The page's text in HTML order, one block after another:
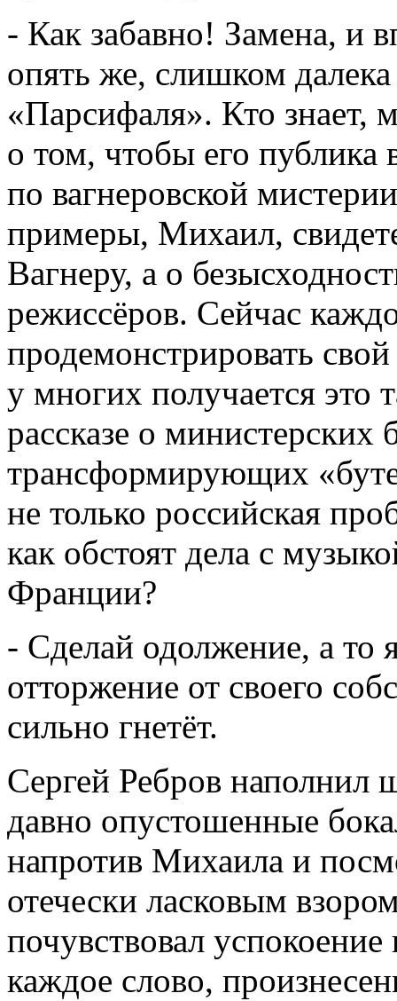
- Как забавно! Замена, и
опять же, слишком
«Парсифаля». Кто знает,
о том, чтобы его публика
по вагнеровской
примеры, Михаил,
Вагнеру, а о
режиссёров. Сейчас
продемонстрировать
у многих получается это
рассказе о министерских
трансформирующих
не только российская
как обстоят дела с
Франции?
- Сделай одолжение, а то
отторжение от своего
сильно гнетёт.
Сергей Ребров наполнил
давно опустошенные
напротив Михаила и
отечески ласковым
почувствовал
каждое слово,